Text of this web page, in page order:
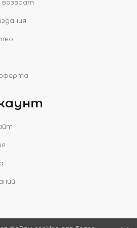
возврат